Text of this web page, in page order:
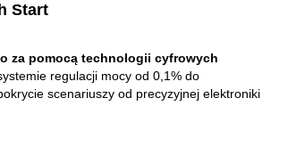
Start
za pomocą technologii cyfrowych
regulacji mocy od 0,1% do
scenariuszy od precyzyjnej elektroniki